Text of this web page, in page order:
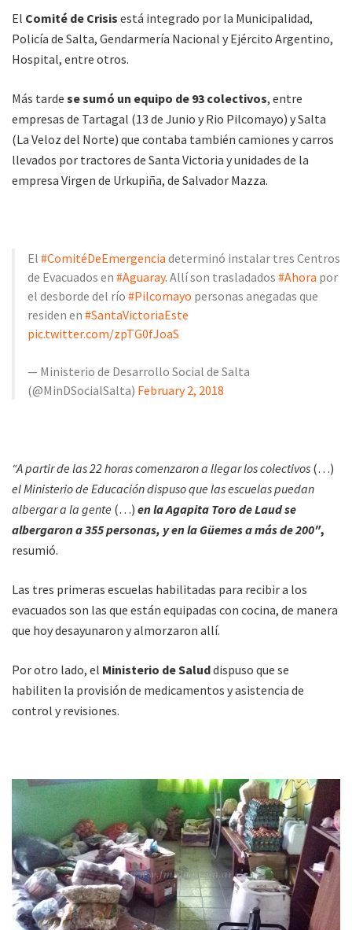
El Comité de Crisis está integrado por la Municipalidad,
Policía de Salta, Gendarmería Nacional y Ejército Argentino,
Hospital, entre otros.
Más tarde se sumó un equipo de 93 colectivos, entre
empresas de Tartagal (13 de Junio y Rio Pilcomayo) y Salta
(La Veloz del Norte) que contaba también camiones y carros
llevados por tractores de Santa Victoria y unidades de la
empresa Virgen de Urkupiña, de Salvador Mazza.
El #ComitéDeEmergencia determinó instalar tres Centros
de Evacuados en #Aguaray. Allí son trasladados #Ahora por
el desborde del río #Pilcomayo personas anegadas que
residen en #SantaVictoriaEste
pic.twitter.com/zpTG0fJoaS
— Ministerio de Desarrollo Social de Salta
(@MinDSocialSalta) February 2, 2018
“A partir de las 22 horas comenzaron a llegar los colectivos (…)
el Ministerio de Educación dispuso que las escuelas puedan
albergar a la gente (…) en la Agapita Toro de Laud se
albergaron a 355 personas, y en la Güemes a más de 200″,
resumió.
Las tres primeras escuelas habilitadas para recibir a los
evacuados son las que están equipadas con cocina, de manera
que hoy desayunaron y almorzaron allí.
Por otro lado, el Ministerio de Saluddispuso que se
habiliten la provisión de medicamentos y asistencia de
control y revisiones.